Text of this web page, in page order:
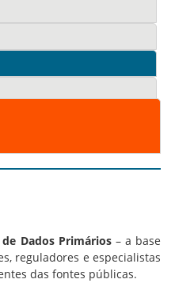
de Dados Primários– a base
reguladores e especialistas
das fontes públicas.